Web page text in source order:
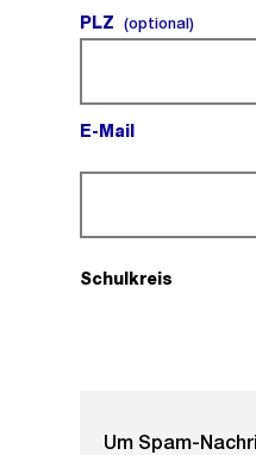
PLZ (optional)
E-Mail
Schulkreis
Um Spam-